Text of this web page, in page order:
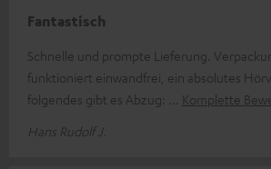
Fantastisch
Schnelle und prompte Lieferung.
funktioniert einwandfrei, ein absolutes
folgendes gibt es Abzug:
Komplette
Hans Rudolf J.